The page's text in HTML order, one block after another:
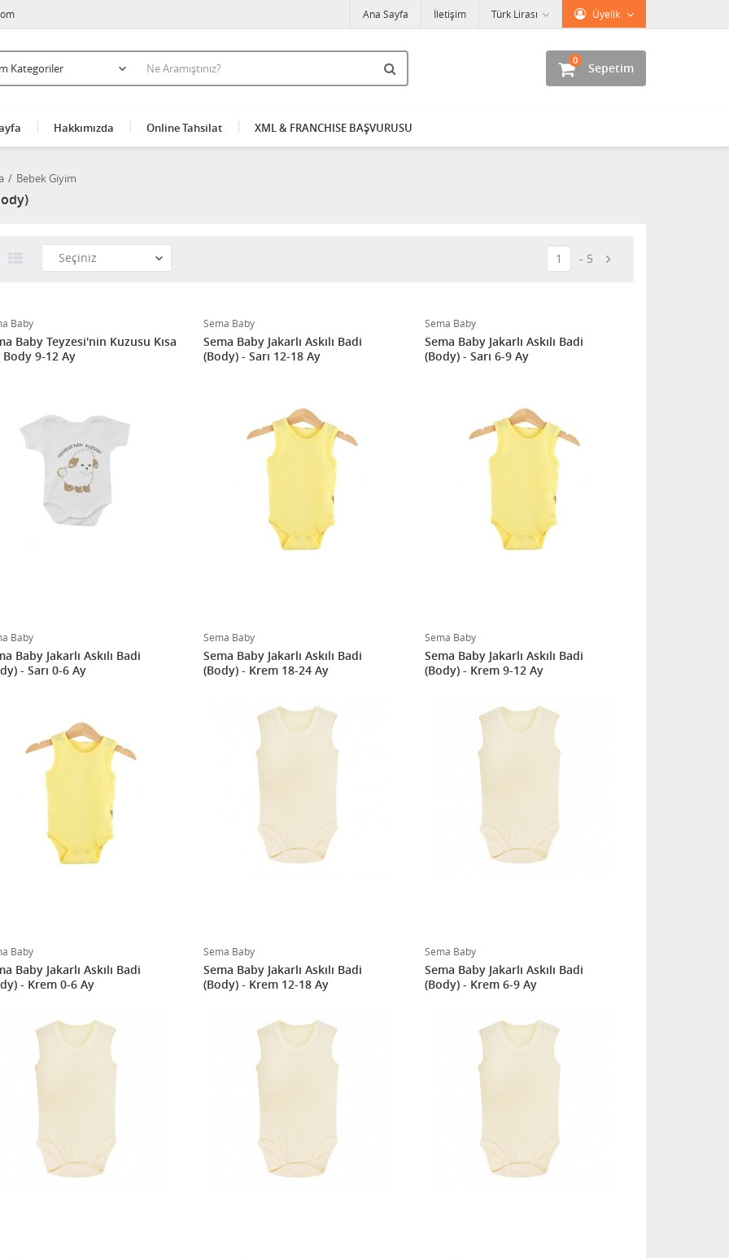
Üyelik
Türk Lirası
Ana Sayfa İletişim
Sepetim
0
Hakkımızda Online Tahsilat XML & FRANCHISE BAŞVURUSU
Bebek Giyim
1 5
Baby
Baby Teyzesi'nin Kuzusu Kısa
Body 9-12 Ay
Sema Baby
Sema Baby Jakarlı Askılı Badi
(Body) - Sarı 12-18 Ay
Sema Baby
Sema Baby Jakarlı Askılı Badi
(Body) - Sarı 6-9 Ay
Baby
Baby Jakarlı Askılı Badi
- Sarı 0-6 Ay
Sema Baby
Sema Baby Jakarlı Askılı Badi
(Body) - Krem 18-24 Ay
Sema Baby
Sema Baby Jakarlı Askılı Badi
(Body) - Krem 9-12 Ay
Baby
Baby Jakarlı Askılı Badi
- Krem 0-6 Ay
Sema Baby
Sema Baby Jakarlı Askılı Badi
(Body) - Krem 12-18 Ay
Sema Baby
Sema Baby Jakarlı Askılı Badi
(Body) - Krem 6-9 Ay